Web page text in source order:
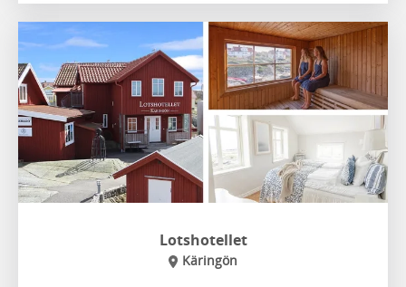
Lotshotellet
Käringön